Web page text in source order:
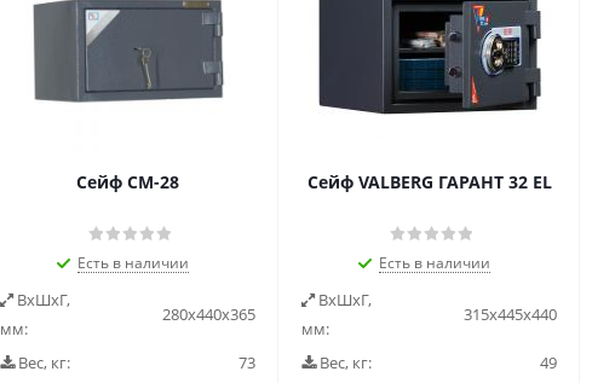
Сейф СМ-28
Есть в наличии
ВxШxГ,
мм:
280х440х365
Вес, кг: 73
Сейф VALBERG ГАРАНТ 32 EL
Есть в наличии
ВxШxГ,
мм:
315х445х440
Вес, кг: 49